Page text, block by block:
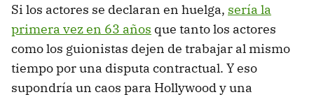
Si los actores se declaran en huelga, sería la
primera vez en 63 años que tanto los actores
como los guionistas dejen de trabajar al mismo
tiempo por una disputa contractual. Y eso
supondría un caos para Hollywood y una